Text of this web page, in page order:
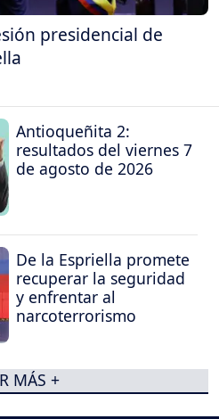
presidencial de
Antioqueñita 2:
resultados del viernes 7
de agosto de 2026
De la Espriella promete
recuperar la seguridad
y enfrentar al
narcoterrorismo
MÁS +